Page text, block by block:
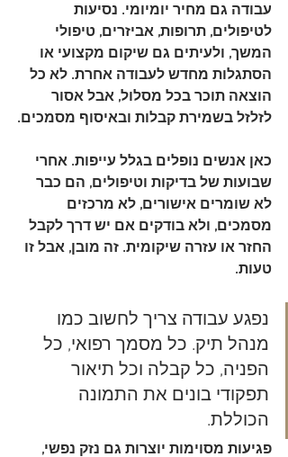
עבודה גם מחיר יומיומי. נסיעות
לטיפולים, תרופות, אביזרים, טיפולי
המשך, ולעיתים גם שיקום מקצועי או
הסתגלות מחדש לעבודה אחרת. לא כל
הוצאה תוכר בכל מסלול, אבל אסור
לזלזל בשמירת קבלות ובאיסוף מסמכים.
כאן אנשים נופלים בגלל עייפות. אחרי
שבועות של בדיקות וטיפולים, הם כבר
לא שומרים אישורים, לא מרכזים
מסמכים, ולא בודקים אם יש דרך לקבל
החזר או עזרה שיקומית. זה מובן, אבל זו
טעות.
נפגע עבודה צריך לחשוב כמו
מנהל תיק. כל מסמך רפואי, כל
הפניה, כל קבלה וכל תיאור
תפקודי בונים את התמונה
הכוללת.
פגיעות מסוימות יוצרות גם נזק נפשי,